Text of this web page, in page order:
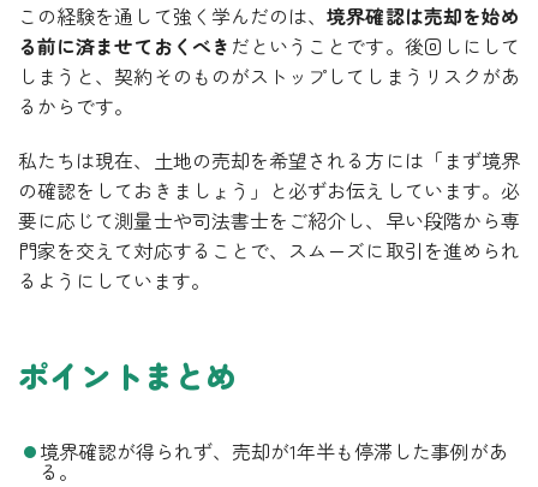
この経験を通して強く学んだのは、境界確認は売却を始め
る前に済ませておくべき だということです。後回しにして
しまうと、契約そのものがストップしてしまうリスクがあ
るからです。
私たちは現在、土地の売却を希望される方には「まず境界
の確認をしておきましょう」と必ずお伝えしています。必
要に応じて測量士や司法書士をご紹介し、早い段階から専
門家を交えて対応することで、スムーズに取引を進められ
るようにしています。
ポイントまとめ
境界確認が得られず、売却が1年半も停滞した事例があ
る。